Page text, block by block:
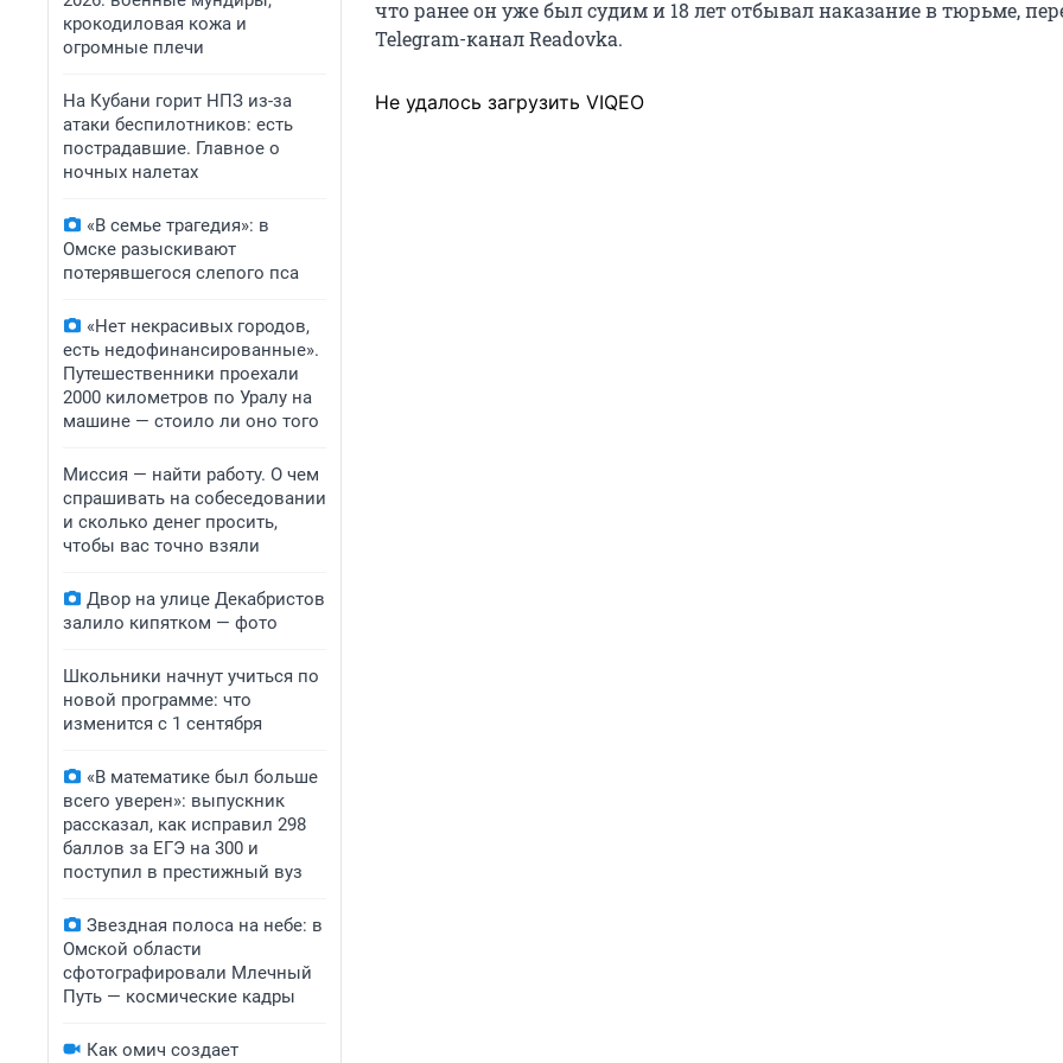
крокодиловая кожа и
огромные плечи
На Кубани горит НПЗ из-за
атаки беспилотников: есть
пострадавшие. Главное о
ночных налетах
«В семье трагедия»: в
Омске разыскивают
потерявшегося слепого пса
«Нет некрасивых городов,
есть недофинансированные».
Путешественники проехали
2000 километров по Уралу на
машине — стоило ли оно того
Миссия — найти работу. О чем
спрашивать на собеседовании
и сколько денег просить,
чтобы вас точно взяли
Двор на улице Декабристов
залило кипятком — фото
Школьники начнут учиться по
новой программе: что
изменится с 1 сентября
«В математике был больше
всего уверен»: выпускник
рассказал, как исправил 298
баллов за ЕГЭ на 300 и
поступил в престижный вуз
Звездная полоса на небе: в
Омской области
сфотографировали Млечный
Путь — космические кадры
Как омич создает
что ранее он уже был судим и 18 лет отбывал наказание в тюрьме,
Telegram-канал Readovka.
Не удалось загрузить VIQEO